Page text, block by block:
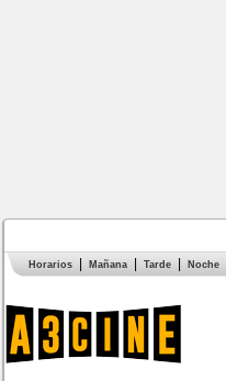
Horarios Mañana Tarde Noche